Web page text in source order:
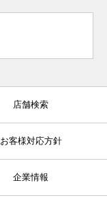
店舗検索
お客様対応方針
企業情報